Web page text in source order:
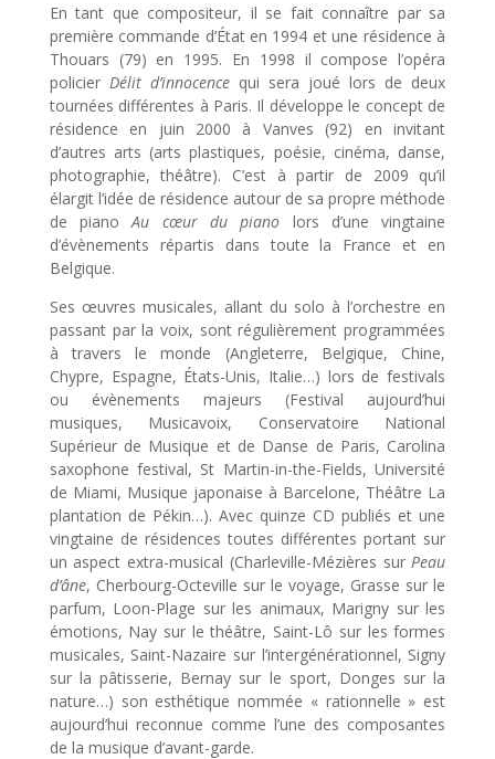
En tant que compositeur, il se fait connaître par sa
première commande d’État en 1994 et une résidence à
Thouars (79) en 1995. En 1998 il compose l’opéra
policier Délit d’innocencequi sera joué lors de deux
tournées différentes à Paris. Il développe le concept de
résidence en juin 2000 à Vanves (92) en invitant
d’autres arts (arts plastiques, poésie, cinéma, danse,
photographie, théâtre). C’est à partir de 2009 qu’il
élargit l’idée de résidence autour de sa propre méthode
de pianoAu cœur du piano lors d’une vingtaine
d’évènements répartis dans toute la France et en
Belgique.
Ses œuvres musicales, allant du solo à l’orchestre en
passant par la voix, sont régulièrement programmées
à travers le monde (Angleterre, Belgique, Chine,
Chypre, Espagne, États-Unis, Italie…) lors de festivals
ou évènements majeurs (Festival aujourd’hui
musiques, Musicavoix, Conservatoire National
Supérieur de Musique et de Danse de Paris, Carolina
saxophone festival, St Martin-in-the-Fields, Université
de Miami, Musique japonaise à Barcelone, Théâtre La
plantation de Pékin…). Avec quinze CD publiés et une
vingtaine de résidences toutes différentes portant sur
un aspect extra-musical (Charleville-Mézières sur Peau
d’âne, Cherbourg-Octeville sur le voyage, Grasse sur le
parfum, Loon-Plage sur les animaux, Marigny sur les
émotions, Nay sur le théâtre, Saint-Lô sur les formes
musicales, Saint-Nazaire sur l’intergénérationnel, Signy
sur la pâtisserie, Bernay sur le sport, Donges sur la
nature…) son esthétique nommée « rationnelle » est
aujourd’hui reconnue comme l’une des composantes
de la musique d’avant-garde.